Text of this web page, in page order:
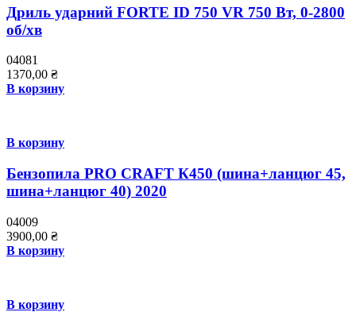
Дриль ударний FORTE ID 750 VR 750 Вт, 0-2800
об/хв
04081
1370,00 ₴
В корзину
В корзину
Бензопила PRO CRAFT К450 (шина+ланцюг 45,
шина+ланцюг 40) 2020
04009
3900,00 ₴
В корзину
В корзину